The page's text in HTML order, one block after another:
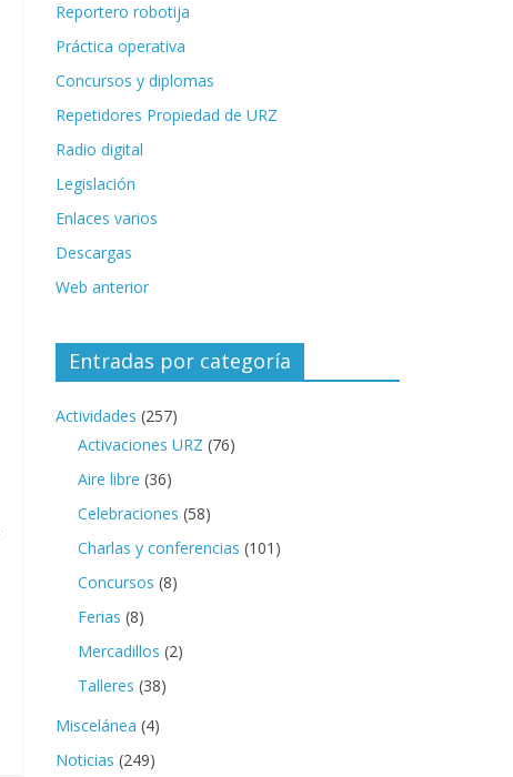
Reportero robotija
Práctica operativa
Concursos y diplomas
Repetidores Propiedad de URZ
Radio digital
Legislación
Enlaces varios
Descargas
Web anterior
Entradas por categoría
Actividades (257)
Activaciones URZ (76)
Aire libre (36)
Celebraciones (58)
Charlas y conferencias (101)
Concursos (8)
Ferias (8)
Mercadillos (2)
Talleres (38)
Miscelánea (4)
Noticias (249)